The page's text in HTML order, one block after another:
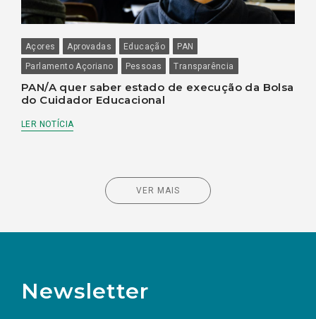
Açores Aprovadas Educação
PAN
Parlamento Açoriano
Pessoas Transparência
PAN/A quer saber estado de execução da Bolsa
do Cuidador Educacional
LER NOTÍCIA
VER MAIS
Newsletter